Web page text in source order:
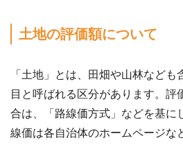
土地の評価額について
「土地」とは、田畑や山林など
目と呼ばれる区分があります。評
合は、「路線価方式」などを基に
線価は各自治体のホームページな